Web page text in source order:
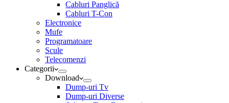
Cabluri Panglică
Cabluri T-Con
Electronice
Mufe
Programatoare
Scule
Telecomenzi
Categorii
Download
Dump-uri Tv
Dump-uri Diverse